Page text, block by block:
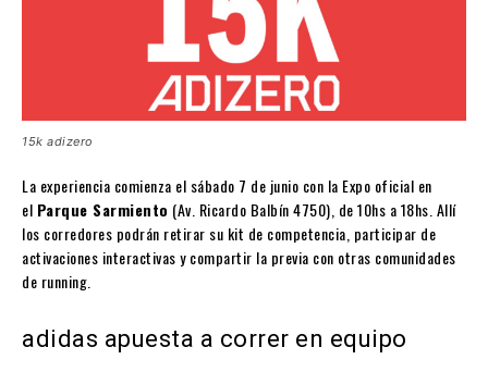
15k adizero
La experiencia comienza el sábado 7 de junio con la Expo oficial en
el Parque Sarmiento (Av. Ricardo Balbín 4750), de 10hs a 18hs. Allí
los corredores podrán retirar su kit de competencia, participar de
activaciones interactivas y compartir la previa con otras comunidades
de running.
adidas apuesta a correr en equipo